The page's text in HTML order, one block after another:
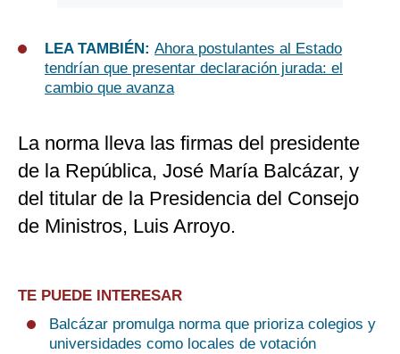
LEA TAMBIÉN: Ahora postulantes al Estado
tendrían que presentar declaración jurada: el
cambio que avanza
La norma lleva las firmas del presidente
de la República, José María Balcázar, y
del titular de la Presidencia del Consejo
de Ministros, Luis Arroyo.
TE PUEDE INTERESAR
Balcázar promulga norma que prioriza colegios y
universidades como locales de votación